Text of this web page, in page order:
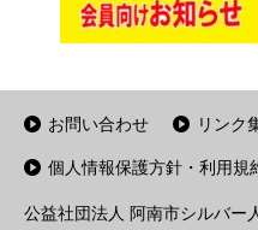
お問い合わせ リンク
個人情報保護方針・利用規
公益社団法人 阿南市シルバー